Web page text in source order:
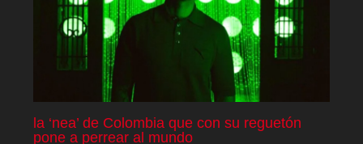
la ‘nea’ de Colombia que con su reguetón
pone a perrear al mundo